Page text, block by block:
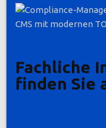
Fachliche
finden Sie